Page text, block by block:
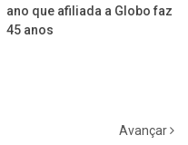
ano que afiliada a Globo faz
45 anos
Avançar